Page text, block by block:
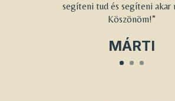
segíteni tud és segíteni akar
Köszönöm!”
MÁRTI